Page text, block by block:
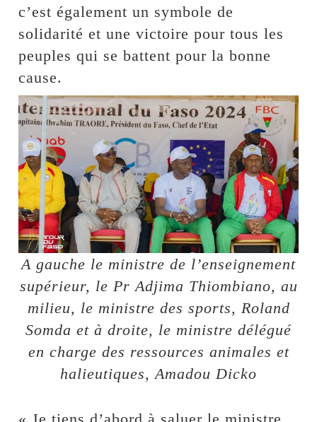
c’est également un symbole de
solidarité et une victoire pour tous les
peuples qui se battent pour la bonne
cause.
A gauche le ministre de l’enseignement
supérieur, le Pr Adjima Thiombiano, au
milieu, le ministre des sports, Roland
Somda et à droite, le ministre délégué
en charge des ressources animales et
halieutiques, Amadou Dicko